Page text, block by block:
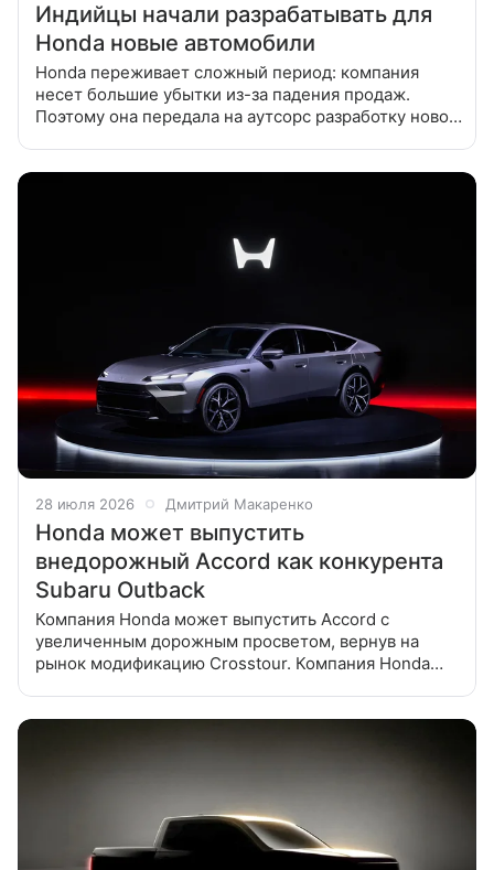
Индийцы начали разрабатывать для
Honda новые автомобили
Honda переживает сложный период: компания
несет большие убытки из-за падения продаж.
Поэтому она передала на аутсорс разработку новой
28 июля 2026 Дмитрий Макаренко
Honda может выпустить
внедорожный Accord как конкурента
Subaru Outback
Компания Honda может выпустить Accord с
увеличенным дорожным просветом, вернув на
рынок модификацию Crosstour. Компания Honda